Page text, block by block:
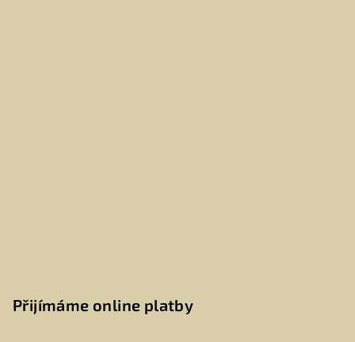
Přijímáme online platby